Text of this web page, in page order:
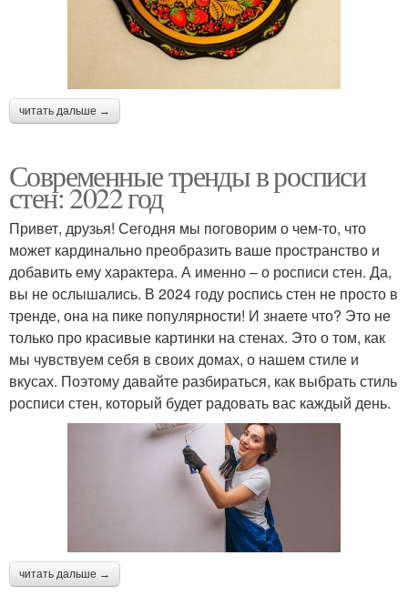
читать дальше →
Современные тренды в росписи
стен: 2022 год
Привет, друзья! Сегодня мы поговорим о чем-то, что
может кардинально преобразить ваше пространство и
добавить ему характера. А именно – о росписи стен. Да,
вы не ослышались. В 2024 году роспись стен не просто в
тренде, она на пике популярности! И знаете что? Это не
только про красивые картинки на стенах. Это о том, как
мы чувствуем себя в своих домах, о нашем стиле и
вкусах. Поэтому давайте разбираться, как выбрать стиль
росписи стен, который будет радовать вас каждый день.
читать дальше →